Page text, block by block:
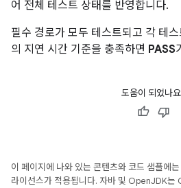
어 전체 테스트 상태를 반영합니다.
필수 경로가 모두 테스트되고 각 테
의 지연 시간 기준을 충족하면 PASS
도움이 되었나
이 페이지에 나와 있는 콘텐츠와 코드 샘플에는
라이선스가 적용됩니다. 자바 및 OpenJDK